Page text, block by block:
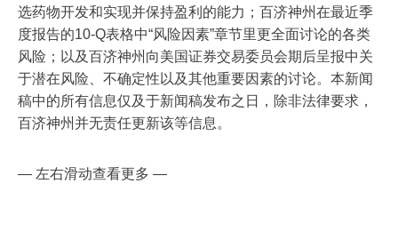
选药物开发和实现并保持盈利的能力；百济神州在最近季
度报告的10-Q表格中“风险因素”章节里更全面讨论的各类
风险；以及百济神州向美国证券交易委员会期后呈报中关
于潜在风险、不确定性以及其他重要因素的讨论。本新闻
稿中的所有信息仅及于新闻稿发布之日，除非法律要求，
百济神州并无责任更新该等信息。
— 左右滑动查看更多 —